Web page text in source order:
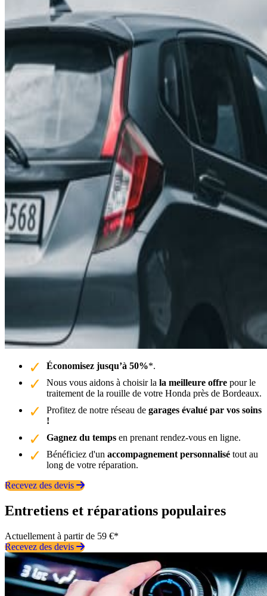
Économisez jusqu’à 50%*.
Nous vous aidons à choisir la la meilleure offre pour le
traitement de la rouille de votre Honda près de Bordeaux.
Profitez de notre réseau de garages évalué par vos soins
!
Gagnez du temps en prenant rendez-vous en ligne.
Bénéficiez d'un accompagnement personnalisé tout au
long de votre réparation.
Recevez des devis
Entretiens et réparations populaires
Actuellement à partir de 59 €*
Recevez des devis